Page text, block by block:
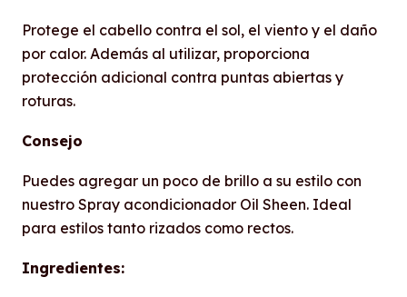
Protege el cabello contra el sol, el viento y el daño
por calor. Además al utilizar, proporciona
protección adicional contra puntas abiertas y
roturas.
Consejo
Puedes agregar un poco de brillo a su estilo con
nuestro Spray acondicionador Oil Sheen. Ideal
para estilos tanto rizados como rectos.
Ingredientes: